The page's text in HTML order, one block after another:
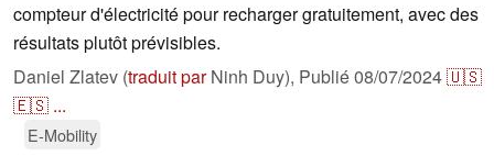
compteur d'électricité pour recharger gratuitement, avec des
résultats plutôt prévisibles.
Daniel Zlatev (traduit parNinh Duy), Publié08/07/2024🇺🇸
🇪🇸 ...
E-Mobility